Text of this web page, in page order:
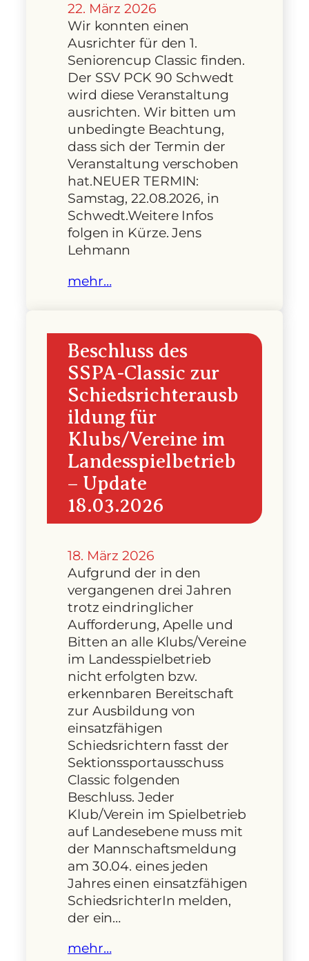
22. März 2026
Wir konnten einen
Ausrichter für den 1.
Seniorencup Classic finden.
Der SSV PCK 90 Schwedt
wird diese Veranstaltung
ausrichten. Wir bitten um
unbedingte Beachtung,
dass sich der Termin der
Veranstaltung verschoben
hat.NEUER TERMIN:
Samstag, 22.08.2026, in
Schwedt.Weitere Infos
folgen in Kürze. Jens
Lehmann
mehr…
Beschluss des
SSPA-Classic zur
Schiedsrichterausb
ildung für
Klubs/Vereine im
Landesspielbetrieb
– Update
18.03.2026
18. März 2026
Aufgrund der in den
vergangenen drei Jahren
trotz eindringlicher
Aufforderung, Apelle und
Bitten an alle Klubs/Vereine
im Landesspielbetrieb
nicht erfolgten bzw.
erkennbaren Bereitschaft
zur Ausbildung von
einsatzfähigen
Schiedsrichtern fasst der
Sektionssportausschuss
Classic folgenden
Beschluss. Jeder
Klub/Verein im Spielbetrieb
auf Landesebene muss mit
der Mannschaftsmeldung
am 30.04. eines jeden
Jahres einen einsatzfähigen
SchiedsrichterIn melden,
der ein…
mehr…